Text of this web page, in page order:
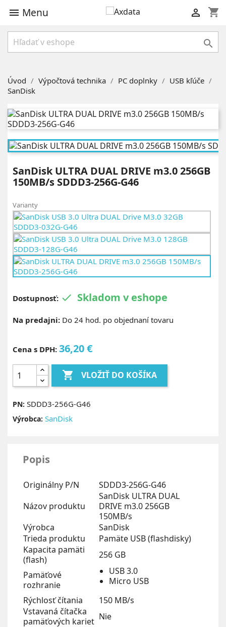
 Menu shopping_cart


Úvod Výpočtová technika PC doplnky
USB kľúče
SanDisk
SanDisk ULTRA DUAL DRIVE m3.0 256GB
150MB/s SDDD3-256G-G46
Varianty
Dostupnosť:  Skladom v eshope
Na predajni: Do 24 hod. po objednaní tovaru
Cena s DPH: 36,20 €
 VLOŽIŤ DO KOŠÍKA
PN: SDDD3-256G-G46
Výrobca: SanDisk
Popis
Originálny P/N
SDDD3-256G-G46
Názov produktu
SanDisk ULTRA DUAL
DRIVE m3.0 256GB
150MB/s
Výrobca
SanDisk
Trieda produktu
Pamäte USB (flashdisky)
Kapacita pamäti
(flash)
256 GB
Pamäťové
rozhranie
USB 3.0
Micro USB
Rýchlosť čítania
150 MB/s
Vstavaná čítačka
pamäťových kariet Nie